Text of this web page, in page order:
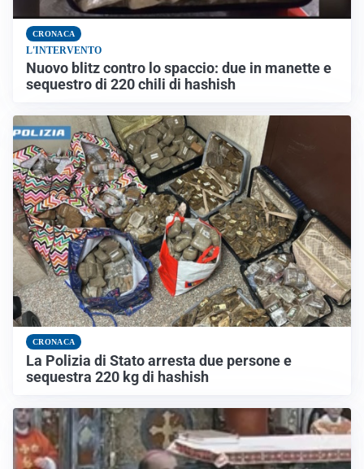
CRONACA
L'INTERVENTO
Nuovo blitz contro lo spaccio: due in manette e
sequestro di 220 chili di hashish
CRONACA
La Polizia di Stato arresta due persone e
sequestra 220 kg di hashish